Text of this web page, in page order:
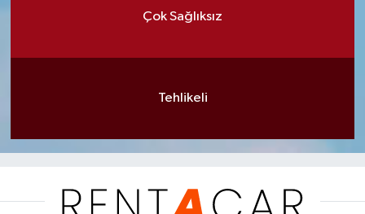
Çok Sağlıksız
Tehlikeli